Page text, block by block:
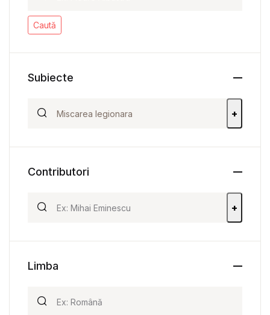
Caută
Subiecte
+
Contributori
+
Limba